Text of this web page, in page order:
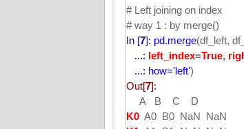
# Left joining on index
# way 1 : by merge()
In [7]: pd.merge(df_left,
...: left_index=True,
...: how='left')
Out[7]:
A B C D
K0 A0 B0 NaN NaN